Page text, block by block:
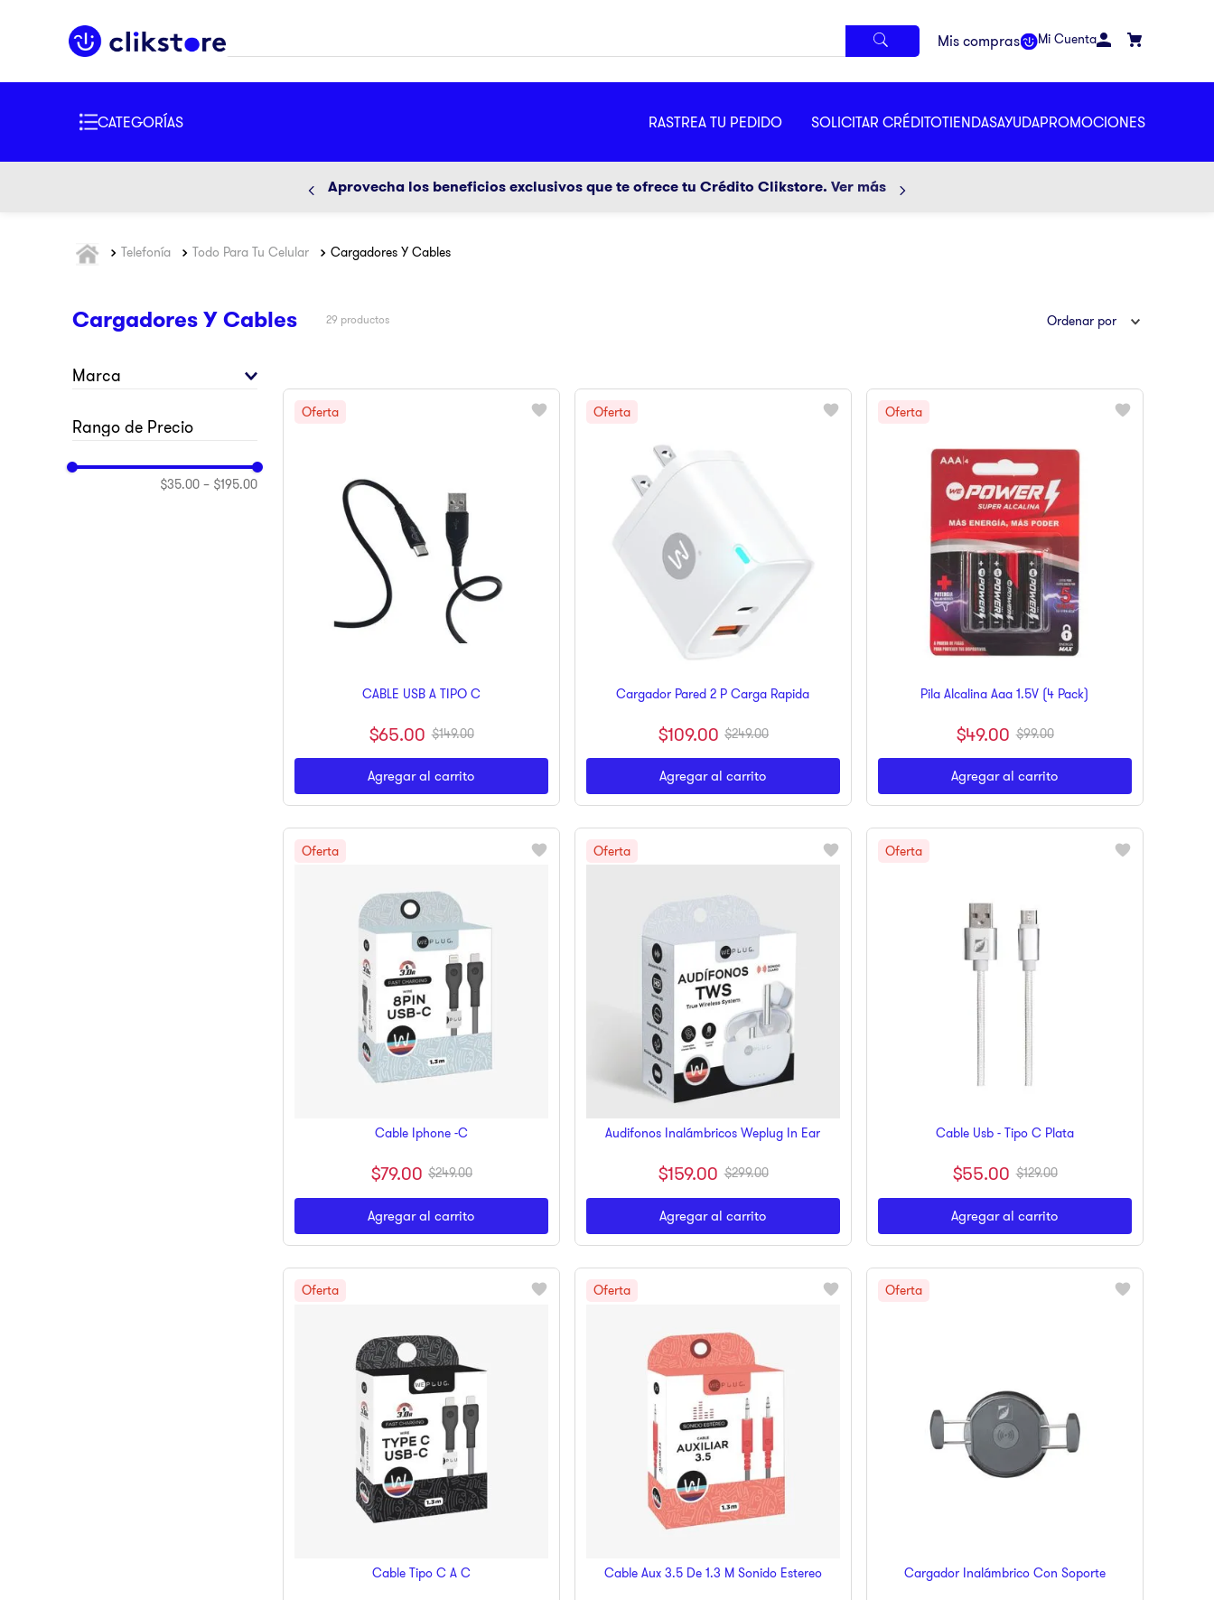
Mi Cuenta
RASTREA TU PEDIDO SOLICITAR CRÉDITOTIENDASAYUDAPROMOCIONES
Aprovecha los beneficios exclusivos que te ofrece tu Crédito Clikstore. Ver más
Telefonía Todo Para Tu Celular Cargadores Y Cables
Cargadores Y Cables 29 productos Ordenar por
Marca
DUPLIMAX
HYPERGEAR$35.00 – $195.00
CABLE USB A TIPO C
$65.00 $149.00
Agregar al carrito
Cargador Pared 2 P Carga Rapida
$109.00 $249.00
Agregar al carrito
Pila Alcalina Aaa 1.5V (4 Pack)
$49.00 $99.00
Agregar al carrito
Cable Iphone -C
$79.00 $249.00
Agregar al carrito
Audifonos Inalámbricos Weplug In Ear
$159.00 $299.00
Agregar al carrito
Cable Usb - Tipo C Plata
$55.00 $129.00
Agregar al carrito
Cable Tipo C A C Cable Aux 3.5 De 1.3 M Sonido Estereo Cargador Inalámbrico Con Soporte
TÉRMINOS MÁS
3.
samsung
5.
motos
7
xbox
10